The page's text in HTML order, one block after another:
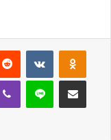
Reddit VKontakte
Viber Line E-Posta ile